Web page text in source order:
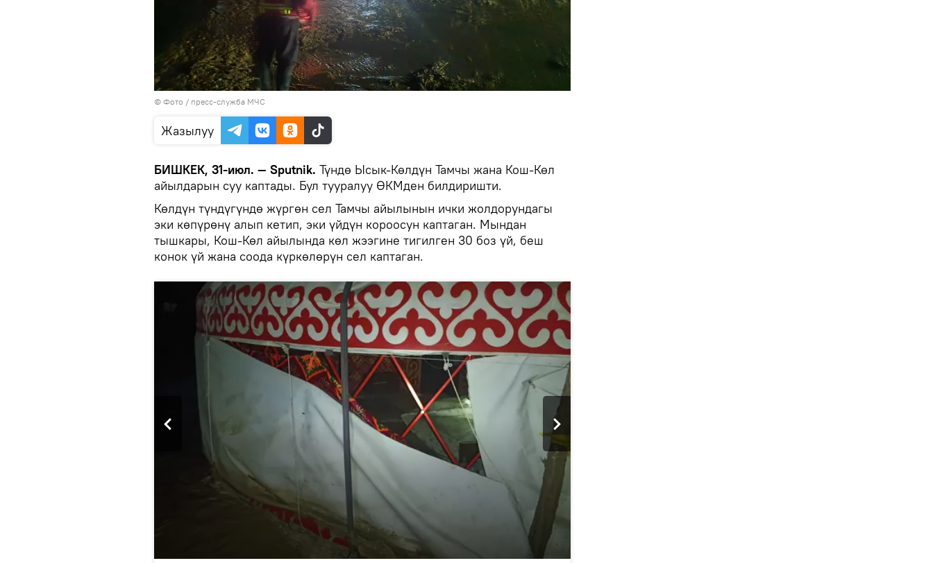
© Фото / пресс-служба МЧС
Жазылуу
БИШКЕК, 31-июл. — Sputnik. Түндө Ысык-Көлдүн Тамчы жана Кош-Көл
айылдарын суу каптады. Бул тууралуу ӨКМден билдиришти.
Көлдүн түндүгүндө жүргөн сел Тамчы айылынын ички жолдорундагы
эки көпүрөнү алып кетип, эки үйдүн короосун каптаган. Мындан
тышкары, Кош-Көл айылында көл жээгине тигилген 30 боз үй, беш
конок үй жана соода күркөлөрүн сел каптаган.